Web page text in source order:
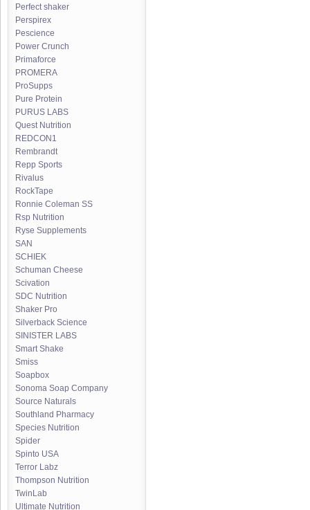
Perfect shaker
Perspirex
Pescience
Power Crunch
Primaforce
PROMERA
ProSupps
Pure Protein
PURUS LABS
Quest Nutrition
REDCON1
Rembrandt
Repp Sports
Rivalus
RockTape
Ronnie Coleman SS
Rsp Nutrition
Ryse Supplements
SAN
SCHIEK
Schuman Cheese
Scivation
SDC Nutrition
Shaker Pro
Silverback Science
SINISTER LABS
Smart Shake
Smiss
Soapbox
Sonoma Soap Company
Source Naturals
Southland Pharmacy
Species Nutrition
Spider
Spinto USA
Terror Labz
Thompson Nutrition
TwinLab
Ultimate Nutrition